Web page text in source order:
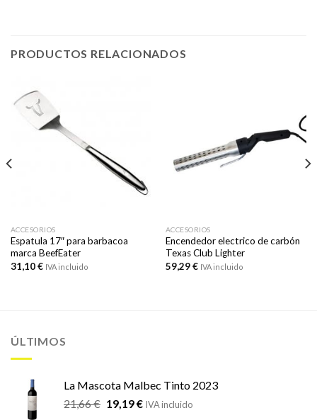
PRODUCTOS RELACIONADOS
ACCESORIOS
Espatula 17″ para barbacoa
marca BeefEater
31,10€ IVA incluido
ACCESORIOS
Encendedor electrico de carbón
Texas Club Lighter
59,29€ IVA incluido
ÚLTIMOS
La Mascota Malbec Tinto 2023
21,66€ El
19,19€ElIVA incluido